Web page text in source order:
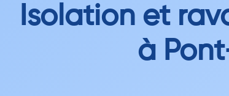
Isolation et
à